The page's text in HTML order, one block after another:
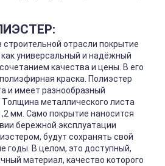
отрасли покрытие
универсальный и надёжный
качества и цены. В его
краска. Полиэстер
и имеет разнообразный
металлического листа
мм. Само покрытие наносится
бережной эксплуатации
будут сохранять свой
годы. В целом, это доступный,
материал, качество которого